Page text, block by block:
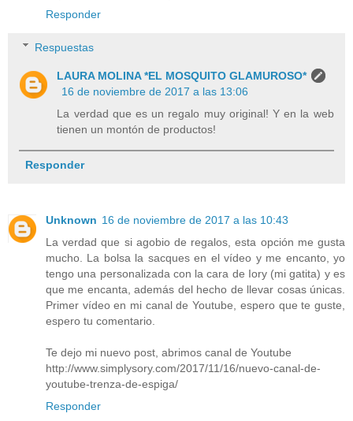
Responder
Respuestas
LAURA MOLINA *EL MOSQUITO GLAMUROSO*
16 de noviembre de 2017 a las 13:06
La verdad que es un regalo muy original! Y en la web
tienen un montón de productos!
Responder
Unknown 16 de noviembre de 2017 a las 10:43
La verdad que si agobio de regalos, esta opción me gusta
mucho. La bolsa la sacques en el vídeo y me encanto, yo
tengo una personalizada con la cara de Iory (mi gatita) y es
que me encanta, además del hecho de llevar cosas únicas.
Primer vídeo en mi canal de Youtube, espero que te guste,
espero tu comentario.
Te dejo mi nuevo post, abrimos canal de Youtube
http://www.simplysory.com/2017/11/16/nuevo-canal-de-
youtube-trenza-de-espiga/
Responder